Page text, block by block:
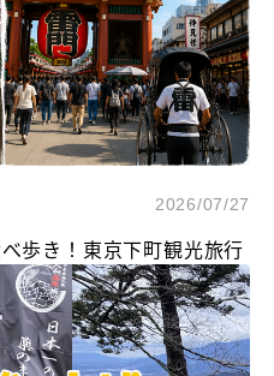
2026/07/27
歩き！東京下町観光旅行